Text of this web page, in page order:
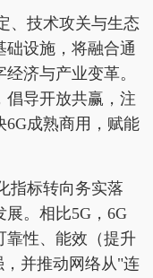
、技术攻关与生态
础设施，将融合通
济与产业变革。
倡导开放共赢，注
成熟商用，赋能
指标转向务实落
。相比5G，6G
靠性、能效（提升
并推动网络从"连